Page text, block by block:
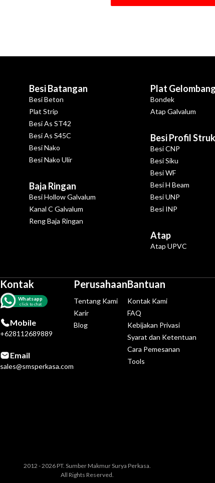
Besi Batangan
Besi Beton
Plat Strip
Besi As ST42
Besi As S45C
Besi Nako
Besi Nako Ulir
Baja Ringan
Besi Hollow Galvalum
Kanal C Galvalum
Reng Baja Ringan
Plat Gelombang
Bondek
Atap Galvalum
Besi Profil
Besi CNP
Besi Siku
Besi WF
Besi H Beam
Besi UNP
Besi INP
Atap
Atap UPVC
Kontak
Whatsapp
click to chat
Mobile
+628112689889
Email
sales@smsperkasa.com
Perusahaan
Tentang Kami
Karir
Blog
Bantuan
Kontak Kami
FAQ
Kebijakan Privasi
Syarat dan Ketentuan
Cara Pemesanan
Tools
2012 - 2026 PT. Sumber Makmur Surya Perkasa.
All Rights Reserved.